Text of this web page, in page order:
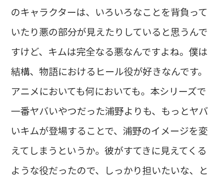
のキャラクターは、いろいろなことを背負って
いたり悪の部分が見えたりしていると思うんで
すけど、キムは完全なる悪なんですよね。僕は
結構、物語におけるヒール役が好きなんです。
アニメにおいても何においても。本シリーズで
一番ヤバいやつだった浦野よりも、もっとヤバ
いキムが登場することで、浦野のイメージを変
えてしまうというか。彼がすてきに見えてくる
ような役だったので、しっかり担いたいな、と